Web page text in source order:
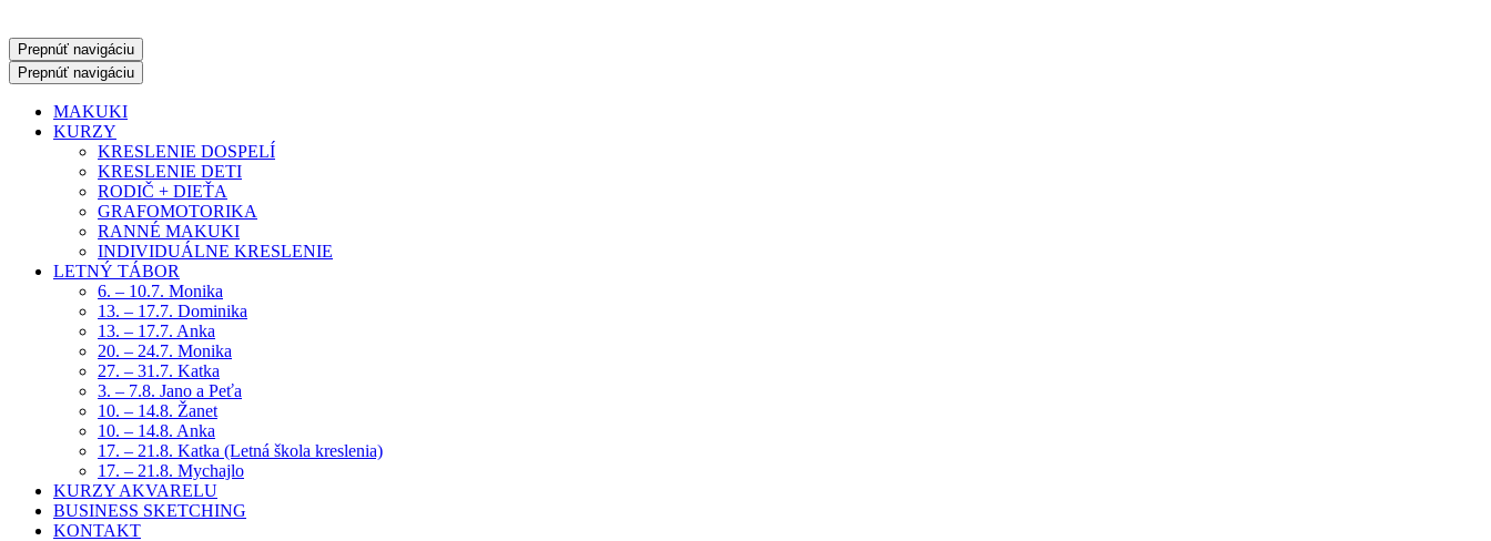
Prepnúť navigáciu
Prepnúť navigáciu
MAKUKI
KURZY
KRESLENIE DOSPELÍ
KRESLENIE DETI
RODIČ + DIEŤA
GRAFOMOTORIKA
RANNÉ MAKUKI
INDIVIDUÁLNE KRESLENIE
LETNÝ TÁBOR
6. – 10.7. Monika
13. – 17.7. Dominika
13. – 17.7. Anka
20. – 24.7. Monika
27. – 31.7. Katka
3. – 7.8. Jano a Peťa
10. – 14.8. Žanet
10. – 14.8. Anka
17. – 21.8. Katka (Letná škola kreslenia)
17. – 21.8. Mychajlo
KURZY AKVARELU
BUSINESS SKETCHING
KONTAKT